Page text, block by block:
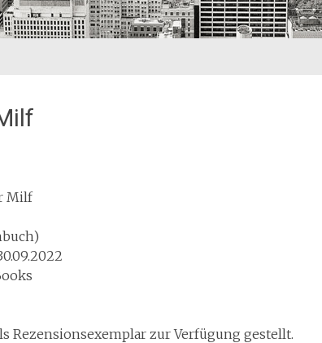
Milf
Rezensionsexemplar zur Verfügung gestellt.